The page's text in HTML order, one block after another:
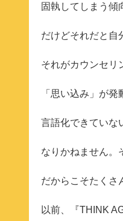
固執してしまう傾
だけどそれだと自
それがカウンセリ
「思い込み」が
言語化できていな
なりかねません。
だからこそたくさ
以前、『THINK